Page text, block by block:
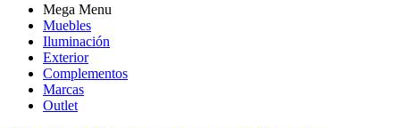
Mega Menu
Muebles
Iluminación
Exterior
Complementos
Marcas
Outlet